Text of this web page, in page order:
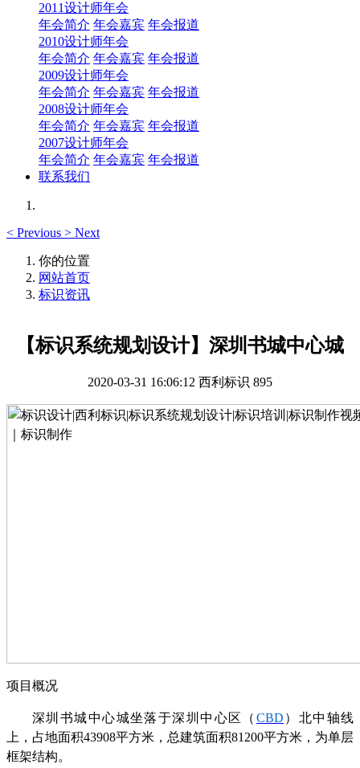
2011设计师年会
年会简介 年会嘉宾 年会报道
2010设计师年会
年会简介 年会嘉宾 年会报道
2009设计师年会
年会简介 年会嘉宾 年会报道
2008设计师年会
年会简介 年会嘉宾 年会报道
2007设计师年会
年会简介 年会嘉宾 年会报道
联系我们
< Previous > Next
你的位置
网站首页
标识资讯
【标识系统规划设计】深圳书城中心城
2020-03-31 16:06:12 西利标识 895
项目概况
深圳书城中心城坐落于深圳中心区（ CBD ）北中轴线
上，占地面积43908平方米，总建筑面积81200平方米，为单层
框架结构。